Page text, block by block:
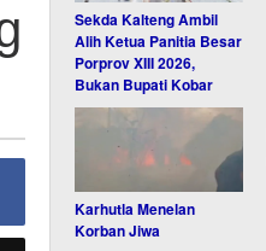
Sekda Kalteng Ambil
Alih Ketua Panitia Besar
Porprov XIII 2026,
Bukan Bupati Kobar
Karhutla Menelan
Korban Jiwa